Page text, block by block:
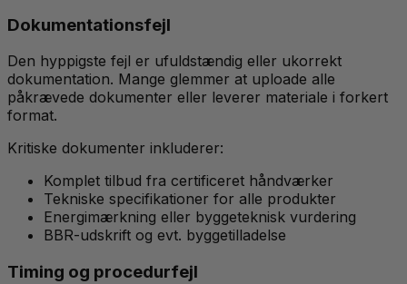
Dokumentationsfejl
Den hyppigste fejl er ufuldstændig eller ukorrekt
dokumentation. Mange glemmer at uploade alle
påkrævede dokumenter eller leverer materiale i forkert
format.
Kritiske dokumenter inkluderer:
Komplet tilbud fra certificeret håndværker
Tekniske specifikationer for alle produkter
Energimærkning eller byggeteknisk vurdering
BBR-udskrift og evt. byggetilladelse
Timing og procedurfejl